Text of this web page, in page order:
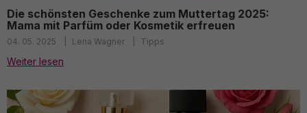
Die schönsten Geschenke zum Muttertag 2025:
Mama mit Parfüm oder Kosmetik erfreuen
04. 05. 2025 Lena Wagner Tipps
Weiter lesen